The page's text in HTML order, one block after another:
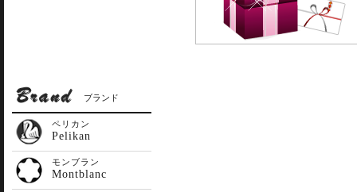
ブランド
ペリカン
Pelikan
モンブラン
Montblanc